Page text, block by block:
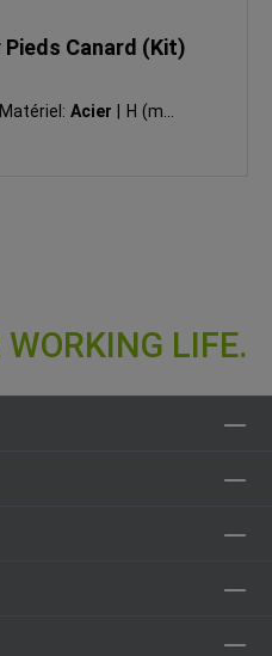
Canard (Kit)
Matériel:Acier
H (mm):